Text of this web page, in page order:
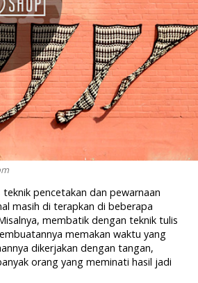
teknik pencetakan dan pewarnaan
masih di terapkan di beberapa
membatik dengan teknik tulis
memakan waktu yang
dikerjakan dengan tangan,
orang yang meminati hasil jadi